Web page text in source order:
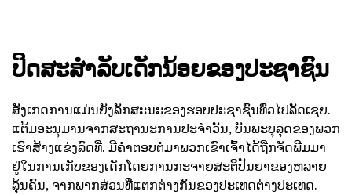
ປິດສະສໍາລັບເດັກນ້ອຍຂອງປະຊາຊົນ
ສັງເກດການແມ່ນຍັງລັກສະນະຂອງຮອບປະຊາຊົນທົ່ວໄປລັດເຊຍ.
ແຕ້ມອະນຸມານຈາກສະຖານະການປະຈໍາວັນ, ບັນພະບຸລຸດຂອງພວກ
ເຮົາສ້າງແຂ່ງລົດທີ່. ມີຄໍາຕອບຕໍ່ມາພວກເຂົາເຈົ້າໄດ້ຖືກຈັດພີມມາ
ຢູ່ໃນການເກັບຂອງເດັກໂດຍການກະຈາຍສະຕິປັນຍາຂອງຫລາຍ
ລຸ້ນຄົນ, ຈາກພາກສ່ວນທີ່ແຕກຕ່າງກັນຂອງປະເທດຕ່າງປະເທດ.